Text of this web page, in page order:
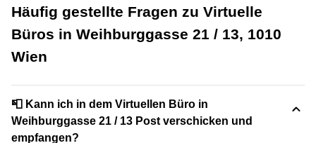
Häufig gestellte Fragen zu Virtuelle
Büros in Weihburggasse 21 / 13, 1010
Wien
📮 Kann ich in dem Virtuellen Büro in
Weihburggasse 21 / 13 Post verschicken und
empfangen?